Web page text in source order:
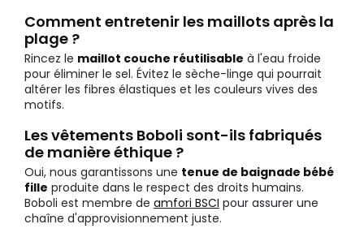
Comment entretenir les maillots après la
plage ?
Rincez le maillot couche réutilisable à l'eau froide
pour éliminer le sel. Évitez le sèche-linge qui pourrait
altérer les fibres élastiques et les couleurs vives des
motifs.
Les vêtements Boboli sont-ils fabriqués
de manière éthique ?
Oui, nous garantissons une tenue de baignade bébé
fille produite dans le respect des droits humains.
Boboli est membre de amfori BSCI pour assurer une
chaîne d'approvisionnement juste.